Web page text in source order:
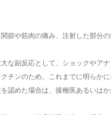
節や筋肉の痛み、注射した部分
な副反応として、ショックやア
チンのため、これまでに明らか
認めた場合は、接種医あるいはか